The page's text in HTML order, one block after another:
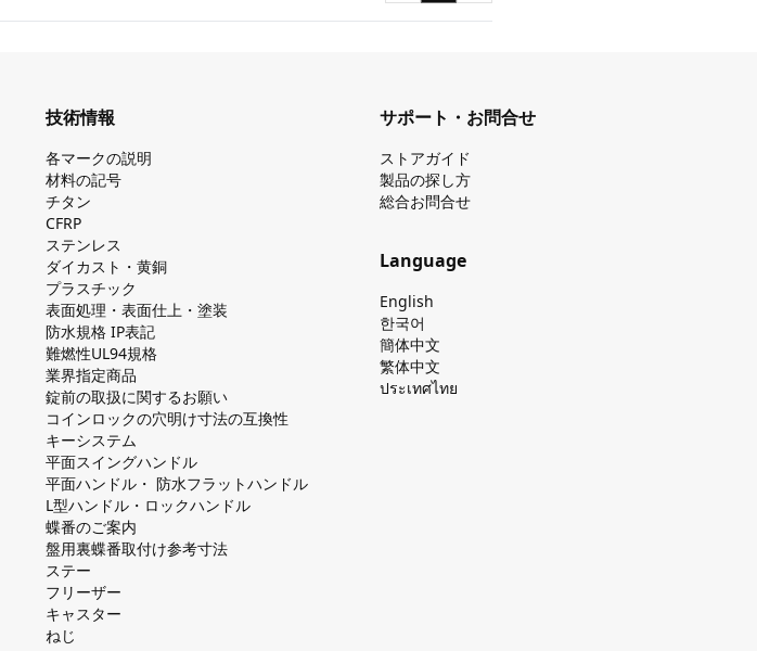
技術情報
各マークの説明
材料の記号
チタン
CFRP
ステンレス
ダイカスト・⻩銅
プラスチック
表面処理・表面仕上・塗装
防⽔規格 IP表記
難燃性UL94規格
業界指定商品
錠前の取扱に関するお願い
コインロックの⽳明け⼨法の互換性
キーシステム
平⾯スイングハンドル
平⾯ハンドル・ 防⽔フラットハンドル
L型ハンドル・ロックハンドル
蝶番のご案内
盤⽤裏蝶番取付け参考⼨法
ステー
フリーザー
キャスター
ねじ
サポート・お問合せ
ストアガイド
製品の探し⽅
総合お問合せ
Language
English
한국어
簡体中文
繁体中文
ประเทศไทย